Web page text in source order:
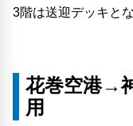
3階は送迎デッキと
花巻空港→
用